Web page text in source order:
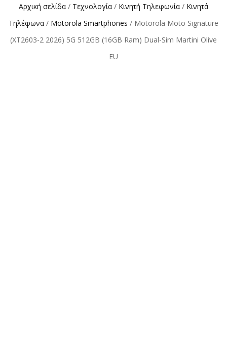
Αρχική σελίδα / Τεχνολογία / Κινητή Τηλεφωνία / Κινητά
Τηλέφωνα / Motorola Smartphones / Motorola Moto Signature
(XT2603-2 2026) 5G 512GB (16GB Ram) Dual-Sim Martini Olive
EU